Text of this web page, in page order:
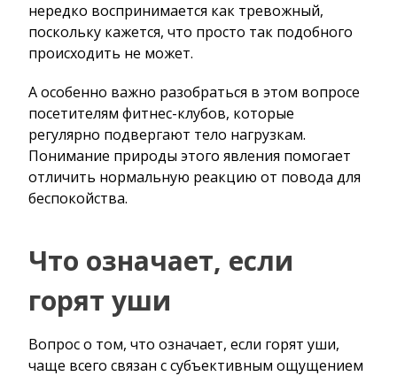
нередко воспринимается как тревожный,
поскольку кажется, что просто так подобного
происходить не может.
А особенно важно разобраться в этом вопросе
посетителям фитнес-клубов, которые
регулярно подвергают тело нагрузкам.
Понимание природы этого явления помогает
отличить нормальную реакцию от повода для
беспокойства.
Что означает, если
горят уши
Вопрос о том, что означает, если горят уши,
чаще всего связан с субъективным ощущением